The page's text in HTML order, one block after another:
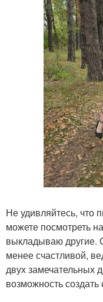
Не удивляйтесь, что
можете посмотреть
выкладываю другие.
менее счастливой,
двух замечательных
возможность